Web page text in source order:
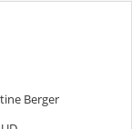
Berger